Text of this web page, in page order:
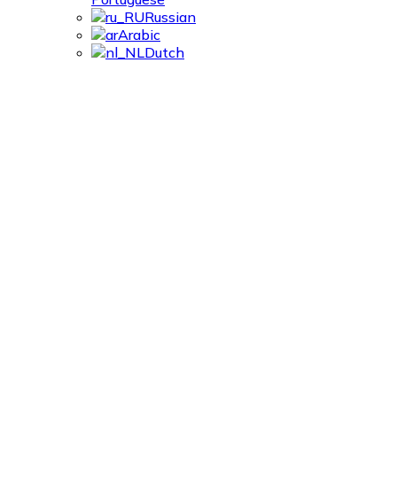
Russian
Arabic
Dutch